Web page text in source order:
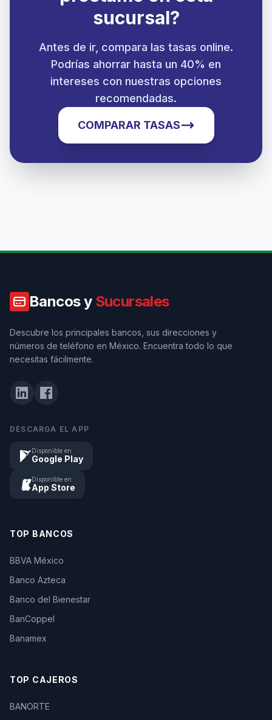
sucursal?
Antes de ir, compara las tasas online.
Podrías ahorrar hasta un 40% en
intereses con nuestras opciones
recomendadas.
COMPARAR TASAS
Bancos y Sucursales
Descubre los principales bancos, sus direcciones y
números de teléfono en México. Encuentra todo lo que
necesitas fácilmente.
DESCARGA EL APP
Disponible en
Google Play
Disponible en
App Store
TOP BANCOS
BBVA México
Banco Azteca
Banco del Bienestar
BanCoppel
Banamex
TOP CAJEROS
BANORTE